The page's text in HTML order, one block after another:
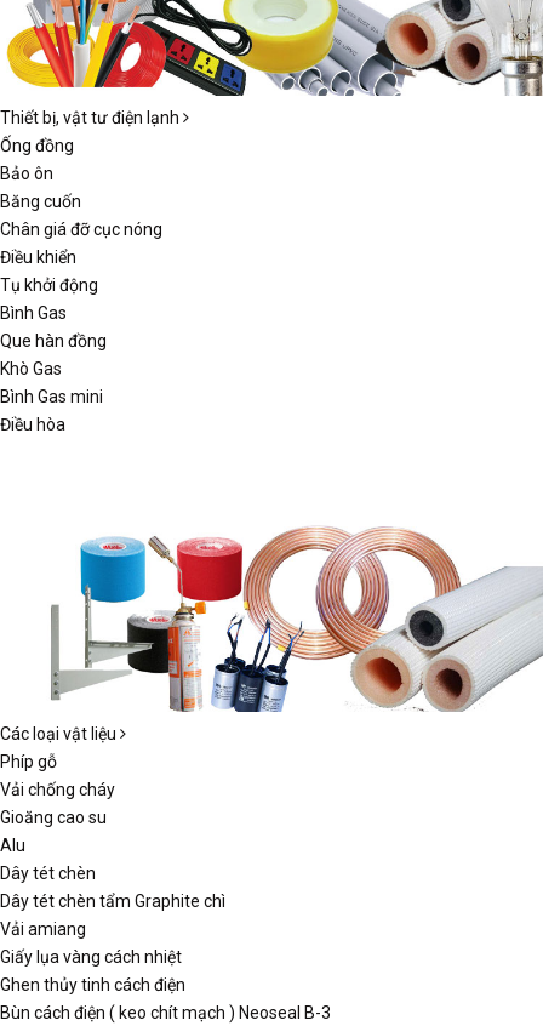
Thiết bị, vật tư điện lạnh
Ống đồng
Bảo ôn
Băng cuốn
Chân giá đỡ cục nóng
Điều khiển
Tụ khởi động
Bình Gas
Que hàn đồng
Khò Gas
Bình Gas mini
Điều hòa
Các loại vật liệu
Phíp gỗ
Vải chống cháy
Gioăng cao su
Alu
Dây tét chèn
Dây tét chèn tẩm Graphite chì
Vải amiang
Giấy lụa vàng cách nhiệt
Ghen thủy tinh cách điện
Bùn cách điện ( keo chít mạch ) Neoseal B-3